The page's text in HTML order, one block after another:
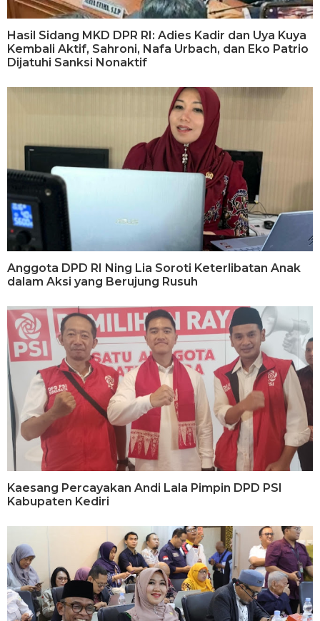
Hasil Sidang MKD DPR RI: Adies Kadir dan Uya Kuya
Kembali Aktif, Sahroni, Nafa Urbach, dan Eko Patrio
Dijatuhi Sanksi Nonaktif
Anggota DPD RI Ning Lia Soroti Keterlibatan Anak
dalam Aksi yang Berujung Rusuh
Kaesang Percayakan Andi Lala Pimpin DPD PSI
Kabupaten Kediri